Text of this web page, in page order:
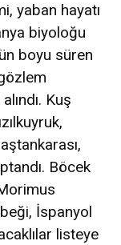
yaban hayatı
biyoloğu
boyu süren
Kuş
Böcek
İspanyol
listeye